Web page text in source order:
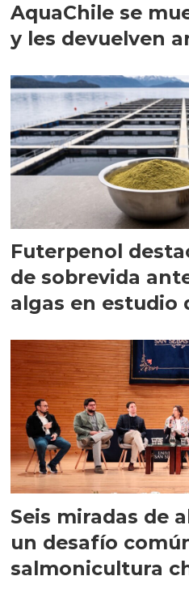
AquaChile se
y les devuelven
Futerpenol
de sobrevida
algas en estudio
Seis miradas de
un desafío
salmonicultura